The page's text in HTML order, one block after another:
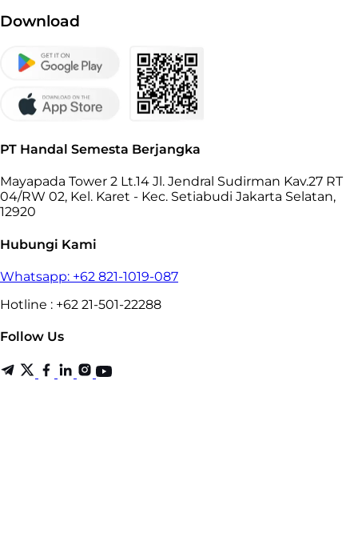
Download
PT Handal Semesta Berjangka
Mayapada Tower 2 Lt.14 Jl. Jendral Sudirman Kav.27 RT
04/RW 02, Kel. Karet - Kec. Setiabudi Jakarta Selatan,
12920
Hubungi Kami
Whatsapp: +62 821-1019-087
Hotline : +62 21-501-22288
Follow Us